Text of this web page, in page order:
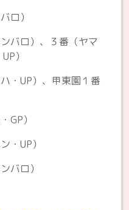
ロ）
バロ）、３番（ヤマ
）
・UP）、甲東園１番
GP）
・UP）
バロ）